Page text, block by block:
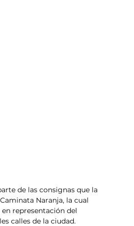
de las consignas que la
Naranja, la cual
representación del
calles de la ciudad.